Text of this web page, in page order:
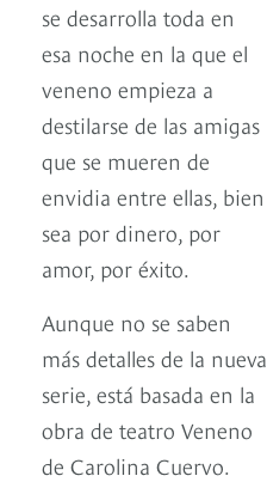
se desarrolla toda en
esa noche en la que el
veneno empieza a
destilarse de las amigas
que se mueren de
envidia entre ellas, bien
sea por dinero, por
amor, por éxito.
Aunque no se saben
más detalles de la nueva
serie, está basada en la
obra de teatro Veneno
de Carolina Cuervo.